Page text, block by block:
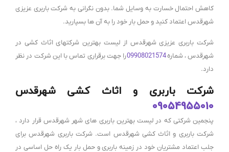
کاهش احتمال خسارت به وسایل شما. بدون نگرانی به شرکت باربری عزیزی
شهرقدس اعتماد کنید و حمل بار خود را به آن ها بسپارید.
شرکت باربری عزیزی شهرقدس از لیست بهترین شرکتهای اثاث کشی در
شهرقدس ، شماره09908021574را جهت برقراری تماس با این شرکت در نظر
دارد.
شرکت باربری و اثاث کشی شهرقدس
09054955010
پنجمین شرکتی که در لیست بهترین باربری های شهر شهرقدس قرار دارد ،
شرکت باربری و اثاث کشی شهرقدس است. شرکت باربری شهرقدس برای
جلب اعتماد مشتریان خود در زمینه باربری و حمل بار یک راه حل اساسی در